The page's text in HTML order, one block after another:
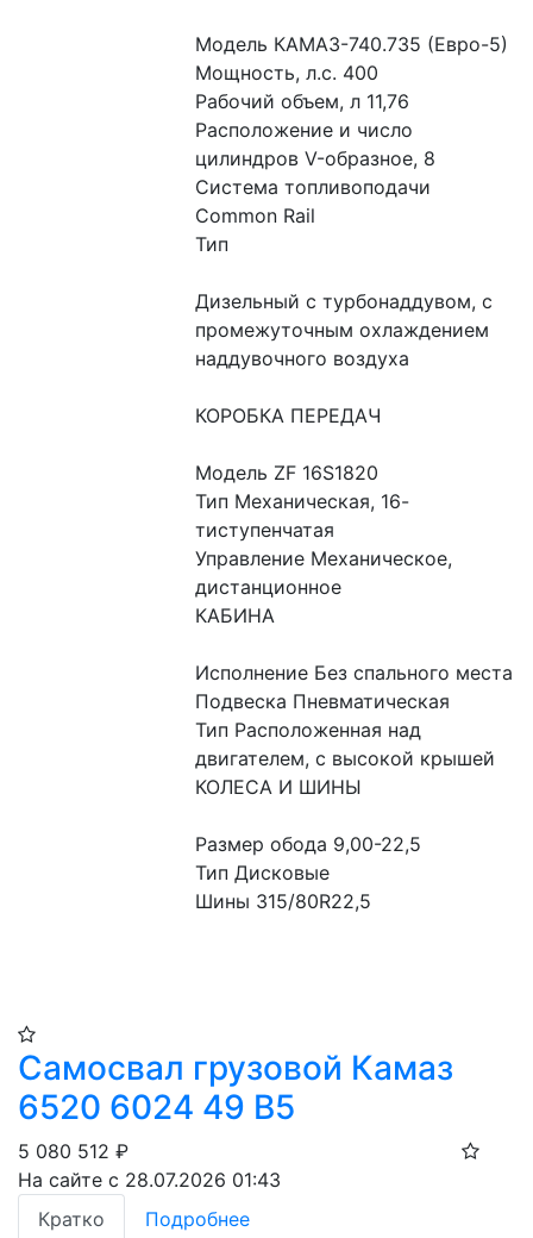
Модель КАМАЗ-740.735 (Евро-5)
Мощность, л.с. 400
Рабочий объем, л 11,76
Расположение и число
цилиндров V-образное, 8
Система топливоподачи
Common Rail
Тип
Дизельный с турбонаддувом, с
промежуточным охлаждением
наддувочного воздуха
КОРОБКА ПЕРЕДАЧ
Модель ZF 16S1820
Тип Механическая, 16-
тиступенчатая
Управление Механическое,
дистанционное
КАБИНА
Исполнение Без спального места
Подвеска Пневматическая
Тип Расположенная над
двигателем, с высокой крышей
КОЛЕСА И ШИНЫ
Размер обода 9,00-22,5
Тип Дисковые
Шины 315/80R22,5
Самосвал грузовой Камаз
6520 6024 49 B5
5 080 512 ₽
На сайте с 28.07.2026 01:43
Кратко
Подробнее